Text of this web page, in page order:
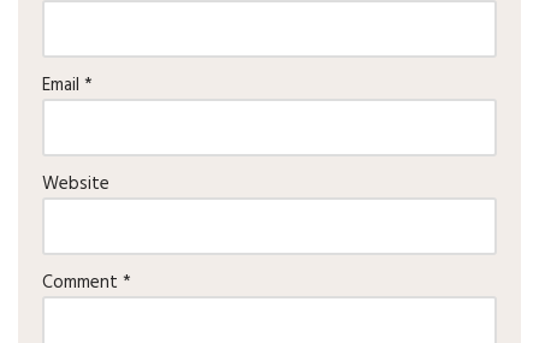
Email *
Website
Comment *